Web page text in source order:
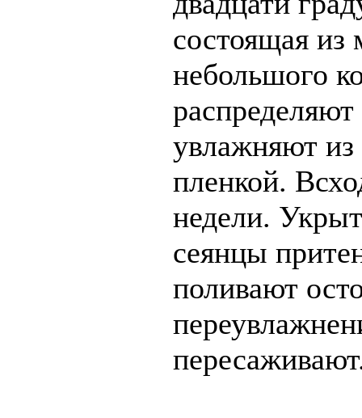
состоящая из
небольшого
увлажняют из
пленкой.
недели.
сеянцы
поливают